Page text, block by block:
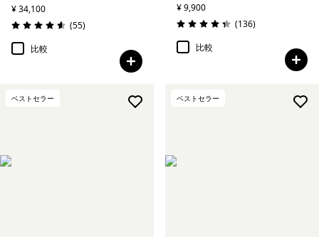
¥ 34,100
評価: 4.6 / 5
(55レビュー
)
比較
¥ 9,900
評価: 4.4 / 5
(136レビュー
)
比較
ベストセラー ベストセラー